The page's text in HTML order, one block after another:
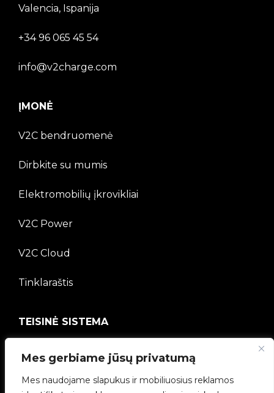
Mes gerbiame jūsų privatumą
Mes naudojame slapukus ir mobiliuosius reklamos
Valencia, Ispanija
+34 96 065 45 54
info@v2charge.com
ĮMONĖ
V2C bendruomenė
Dirbkite su mumis
Elektromobilių įkrovikliai
V2C Power
V2C Cloud
Tinklaraštis
TEISINĖ SISTEMA
Privatumo politika
Teisinė informacija